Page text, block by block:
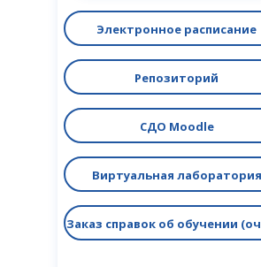
Электронное расписание
Репозиторий
СДО Moodle
Виртуальная лаборатория
Заказ справок об обучении